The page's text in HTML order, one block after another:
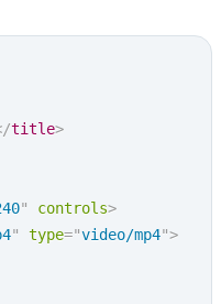
title>
" controls>
" type="video/mp4">